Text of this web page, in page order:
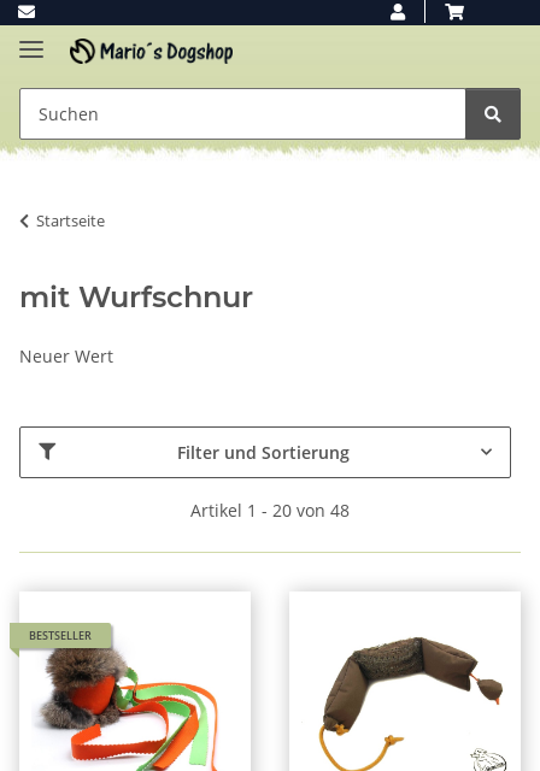
Startseite
mit Wurfschnur
Neuer Wert
Filter und Sortierung
Artikel 1 - 20 von 48
BESTSELLER